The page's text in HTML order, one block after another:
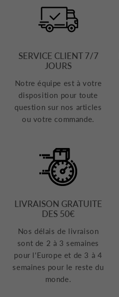
SERVICE CLIENT 7/7
JOURS
Notre équipe est à votre
disposition pour toute
question sur nos articles
ou votre commande.
LIVRAISON GRATUITE
DES 50€
Nos délais de livraison
sont de 2 à 3 semaines
pour l'Europe et de 3 à 4
semaines pour le reste du
monde.